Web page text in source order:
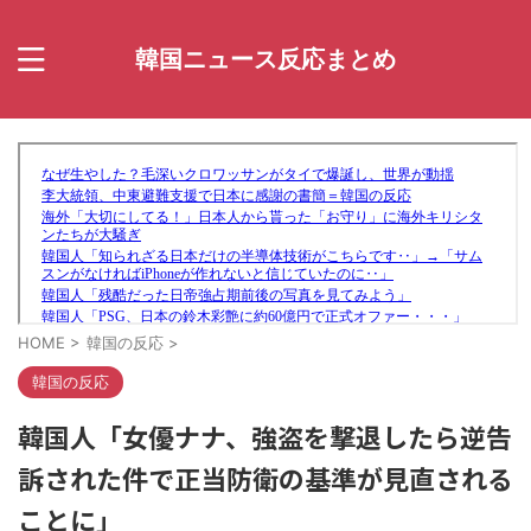
韓国ニュース反応まとめ
HOME > 韓国の反応 >
韓国の反応
韓国人「女優ナナ、強盗を撃退したら逆告
訴された件で正当防衛の基準が見直される
ことに」